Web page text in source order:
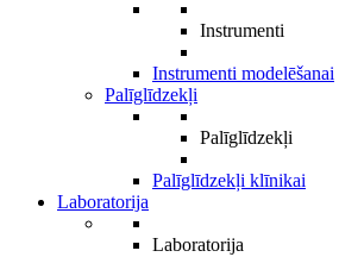
Instrumenti
Instrumenti modelēšanai
Palīglīdzekļi
Palīglīdzekļi
Palīglīdzekļi klīnikai
Laboratorija
Laboratorija